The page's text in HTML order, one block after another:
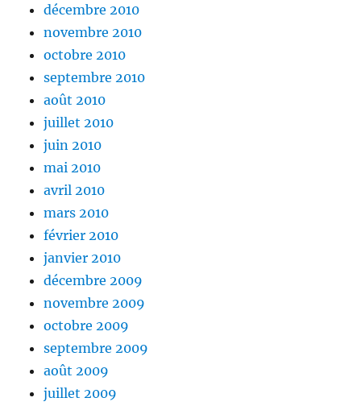
décembre 2010
novembre 2010
octobre 2010
septembre 2010
août 2010
juillet 2010
juin 2010
mai 2010
avril 2010
mars 2010
février 2010
janvier 2010
décembre 2009
novembre 2009
octobre 2009
septembre 2009
août 2009
juillet 2009